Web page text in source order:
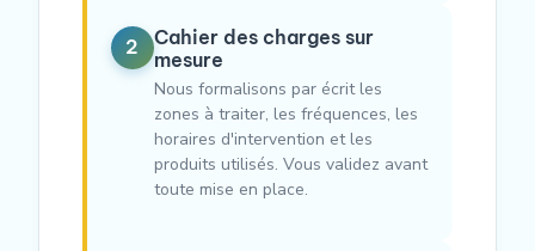
2
Cahier des charges sur
mesure
Nous formalisons par écrit les
zones à traiter, les fréquences, les
horaires d'intervention et les
produits utilisés. Vous validez avant
toute mise en place.